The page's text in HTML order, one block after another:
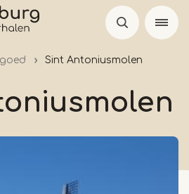
Sint Antoniusmolen